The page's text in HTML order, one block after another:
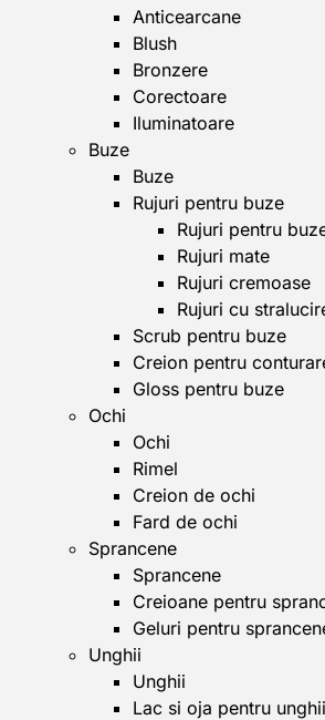
Anticearcane
Blush
Bronzere
Corectoare
Iluminatoare
Buze
Buze
Rujuri pentru buze
Rujuri pentru
Rujuri mate
Rujuri cremoase
Rujuri cu
Scrub pentru buze
Creion pentru
Gloss pentru buze
Ochi
Ochi
Rimel
Creion de ochi
Fard de ochi
Sprancene
Sprancene
Creioane pentru
Geluri pentru
Unghii
Unghii
Lac si oja pentru unghii